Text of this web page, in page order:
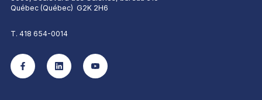
Québec (Québec) G2K 2H6
T. 418 654-0014